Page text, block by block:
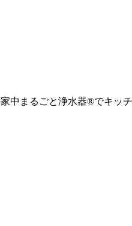
中まるごと浄水器®でキッ